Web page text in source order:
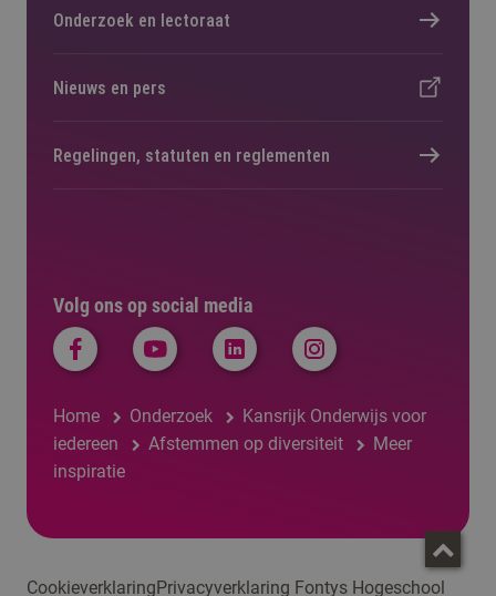
Volg ons op social media
Home Onderzoek
Kansrijk Onderwijs voor
iedereen
Afstemmen op diversiteit
Meer
inspiratie
Onderzoek en lectoraat
Nieuws en pers
Regelingen, statuten en reglementen
CookieverklaringPrivacyverklaring Fontys Hogeschool